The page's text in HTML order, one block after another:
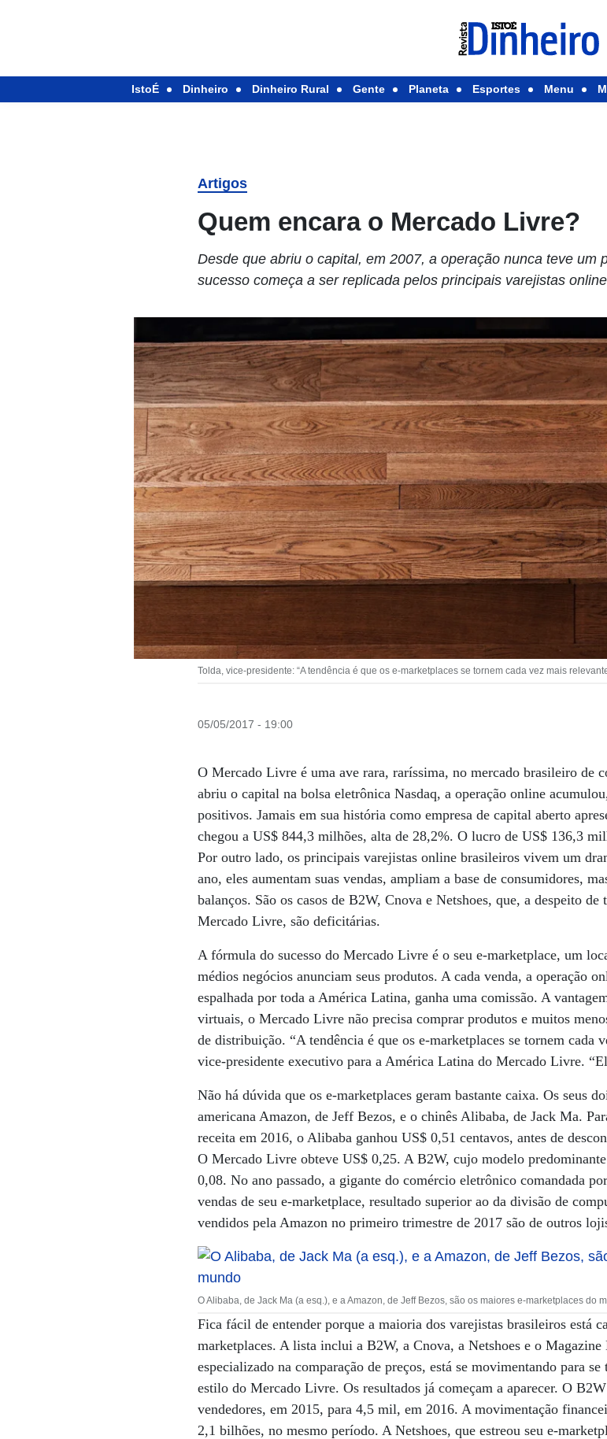
IstoÉ Dinheiro Dinheiro Rural Gente Planeta Esportes Menu
Artigos
Quem encara o Mercado Livre?
Desde que abriu o capital, em 2007, a operação nunca teve um
sucesso começa a ser replicada pelos principais varejistas
Tolda, vice-presidente: “A tendência é que os e-marketplaces se tornem cada vez mais
05/05/2017 - 19:00
O Mercado Livre é uma ave rara, raríssima, no mercado brasileiro de
abriu o capital na bolsa eletrônica Nasdaq, a operação online
positivos. Jamais em sua história como empresa de capital aberto
chegou a US$ 844,3 milhões, alta de 28,2%. O lucro de US$ 136,3
Por outro lado, os principais varejistas online brasileiros vivem um
ano, eles aumentam suas vendas, ampliam a base de consumidores,
balanços. São os casos de B2W, Cnova e Netshoes, que, a despeito
Mercado Livre, são deficitárias.
A fórmula do sucesso do Mercado Livre é o seu e-marketplace, um
médios negócios anunciam seus produtos. A cada venda, a operação
espalhada por toda a América Latina, ganha uma comissão. A
virtuais, o Mercado Livre não precisa comprar produtos e muitos
de distribuição. “A tendência é que os e-marketplaces se tornem cada
vice-presidente executivo para a América Latina do Mercado Livre.
Não há dúvida que os e-marketplaces geram bastante caixa. Os seus
americana Amazon, de Jeff Bezos, e o chinês Alibaba, de Jack Ma.
receita em 2016, o Alibaba ganhou US$ 0,51 centavos, antes de
O Mercado Livre obteve US$ 0,25. A B2W, cujo modelo
0,08. No ano passado, a gigante do comércio eletrônico comandada
vendas de seu e-marketplace, resultado superior ao da divisão de
vendidos pela Amazon no primeiro trimestre de 2017 são de outros
O Alibaba, de Jack Ma (a esq.), e a Amazon, de Jeff Bezos, são os maiores e-marketplaces do
Fica fácil de entender porque a maioria dos varejistas brasileiros está
marketplaces. A lista inclui a B2W, a Cnova, a Netshoes e o
especializado na comparação de preços, está se movimentando para
estilo do Mercado Livre. Os resultados já começam a aparecer. O
vendedores, em 2015, para 4,5 mil, em 2016. A movimentação
2,1 bilhões, no mesmo período. A Netshoes, que estreou seu e-